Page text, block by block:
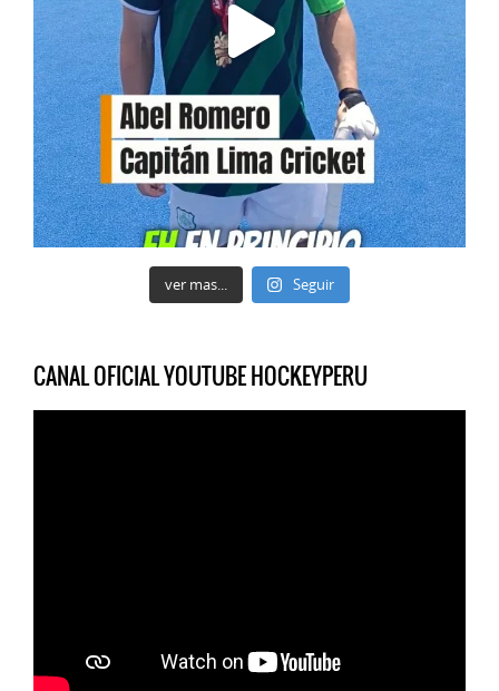
ver mas... Seguir
CANAL OFICIAL YOUTUBE HOCKEYPERU